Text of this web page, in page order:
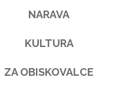
NARAVA
KULTURA
ZA OBISKOVALCE